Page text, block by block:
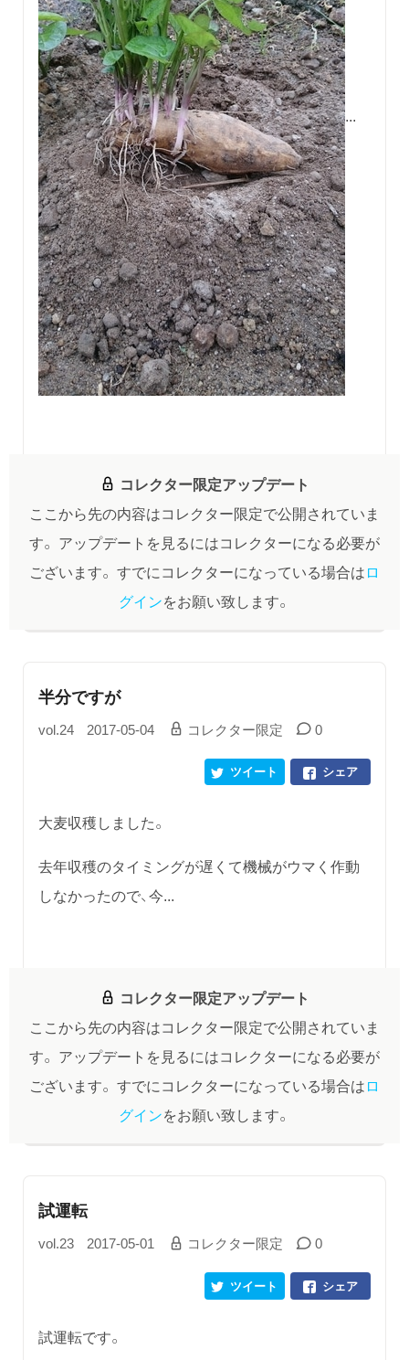
...
コレクター限定アップデート
ここから先の内容はコレクター限定で公開されていま
す。 アップデートを見るにはコレクターになる必要が
ございます。 すでにコレクターになっている場合はロ
グインをお願い致します。
半分ですが
vol.24 2017-05-04 コレクター限定 0
シェア
ツイート
大麦収穫しました。
去年収穫のタイミングが遅くて機械がウマく作動
しなかったので、今...
コレクター限定アップデート
ここから先の内容はコレクター限定で公開されていま
す。 アップデートを見るにはコレクターになる必要が
ございます。 すでにコレクターになっている場合はロ
グインをお願い致します。
試運転
vol.23 2017-05-01 コレクター限定 0
シェア
ツイート
試運転です。